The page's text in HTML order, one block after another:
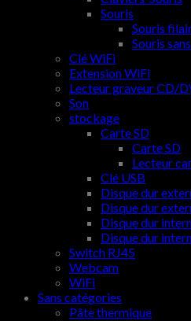
Souris
Souris
Souris
Clé WiFi
Extension WiFi
Lecteur graveur CD/
Son
stockage
Carte SD
Carte SD
Lecteur
Clé USB
Disque dur
Disque dur
Disque dur
Disque dur
Switch RJ45
Webcam
WiFi
Sans catégories
Pâte thermique